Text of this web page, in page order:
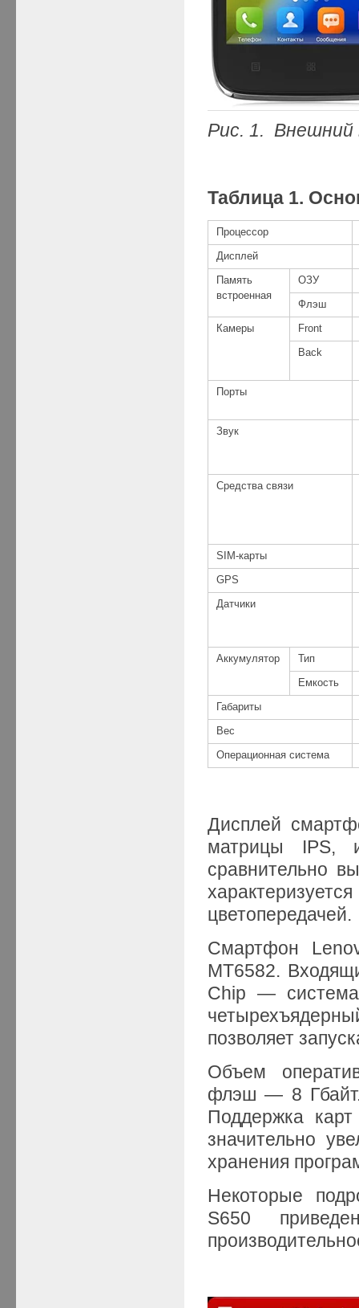
Рис. 1. Внешний
Таблица 1.
Процессор
Дисплей
Память
встроенная
ОЗУ
Флэш
Камеры Front
Back
Порты
Звук
Средства связи
SIM-карты
GPS
Датчики
Аккумулятор Тип
Емкость
Габариты
Вес
Операционная система
Дисплей
матрицы IPS,
сравнительно
цветопередачей.
Смартфон
MT6582.
Chip — система
позволяет
Объем
флэш — 8
Поддержка
значительно
хранения
Некоторые
S650